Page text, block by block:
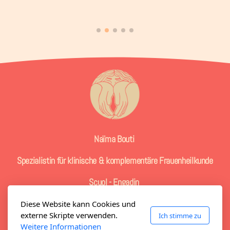
Naïma Bouti
Spezialistin für klinische & komplementäre Frauenheilkunde
Scuol - Engadin
Diese Website kann Cookies und
externe Skripte verwenden.
Weitere Informationen
Ich stimme zu